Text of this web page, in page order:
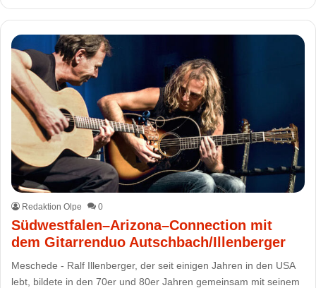
Redaktion Olpe 0
Südwestfalen–Arizona–Connection mit
dem Gitarrenduo Autschbach/Illenberger
Meschede - Ralf Illenberger, der seit einigen Jahren in den USA
lebt, bildete in den 70er und 80er Jahren gemeinsam mit seinem